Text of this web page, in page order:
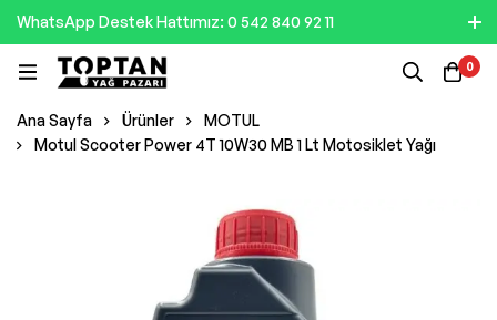
WhatsApp Destek Hattımız: 0 542 840 92 11
0
Ana Sayfa Ürünler
MOTUL
Motul Scooter Power 4T 10W30 MB 1 Lt Motosiklet Yağı